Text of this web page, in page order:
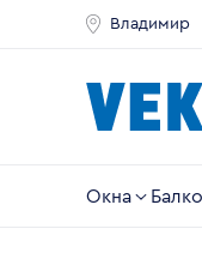
Владимир
Окна